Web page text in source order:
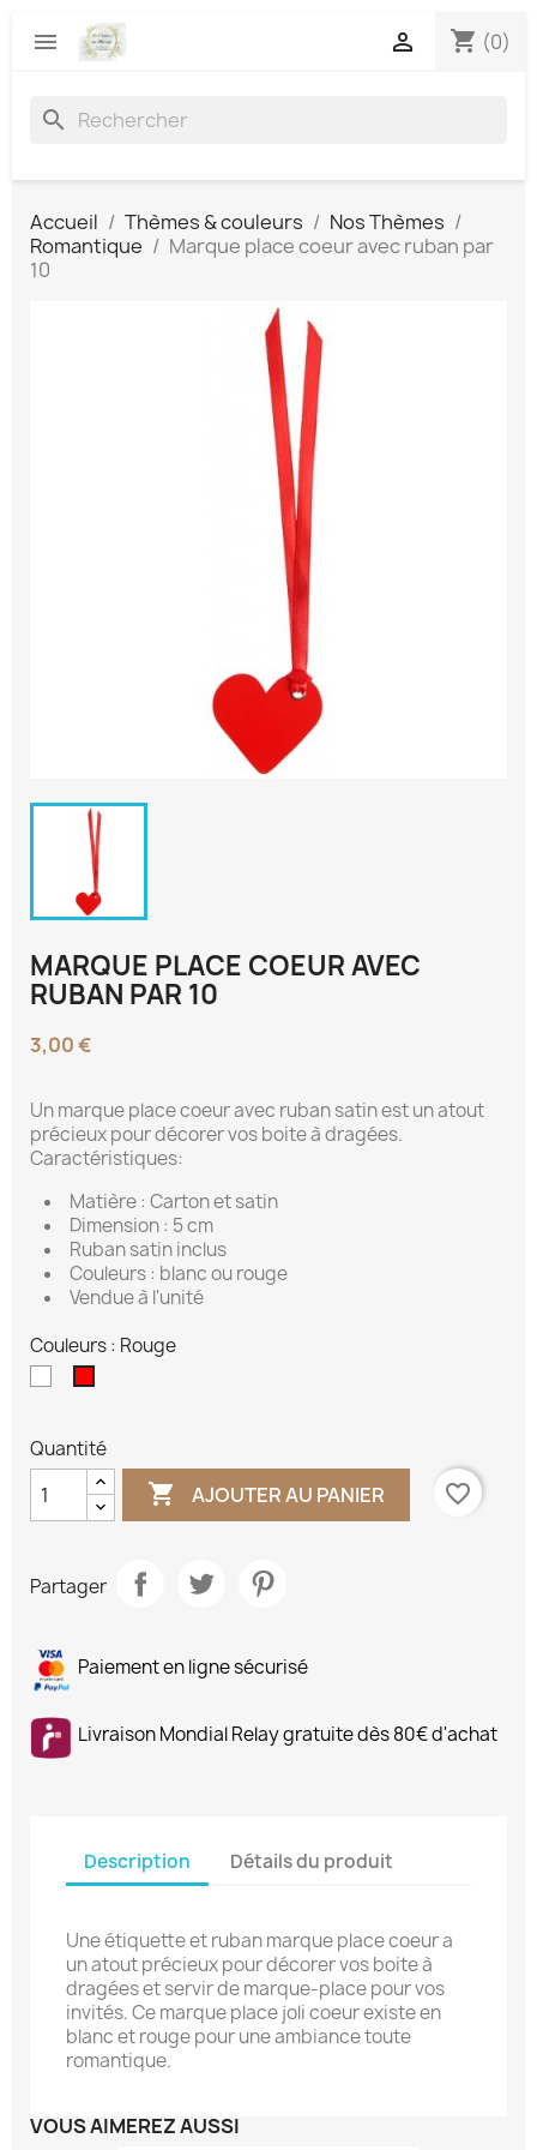
 shopping_cart (0)

search
Accueil Thèmes & couleurs
Nos Thèmes
Romantique
Marque place coeur avec ruban par
10
MARQUE PLACE COEUR AVEC
RUBAN PAR 10
3,00 €
Un marque place coeur avec ruban satin est un atout
précieux pour décorer vos boite à dragées.
Caractéristiques:
Matière : Carton et satin
Dimension : 5 cm
Ruban satin inclus
Couleurs : blanc ou rouge
Vendue à l'unité
Couleurs : Rouge
Quantité
 AJOUTER AU PANIER favorite_border
Partager
Paiement en ligne sécurisé
Livraison Mondial Relay gratuite dès 80€ d'achat
Description Détails du produit
Une étiquette et ruban marque place coeur a
un atout précieux pour décorer vos boite à
dragées et servir de marque-place pour vos
invités. Ce marque place joli coeur existe en
blanc et rouge pour une ambiance toute
romantique.
VOUS AIMEREZ AUSSI